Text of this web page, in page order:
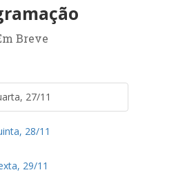
Breve
27/11
28/11
29/11